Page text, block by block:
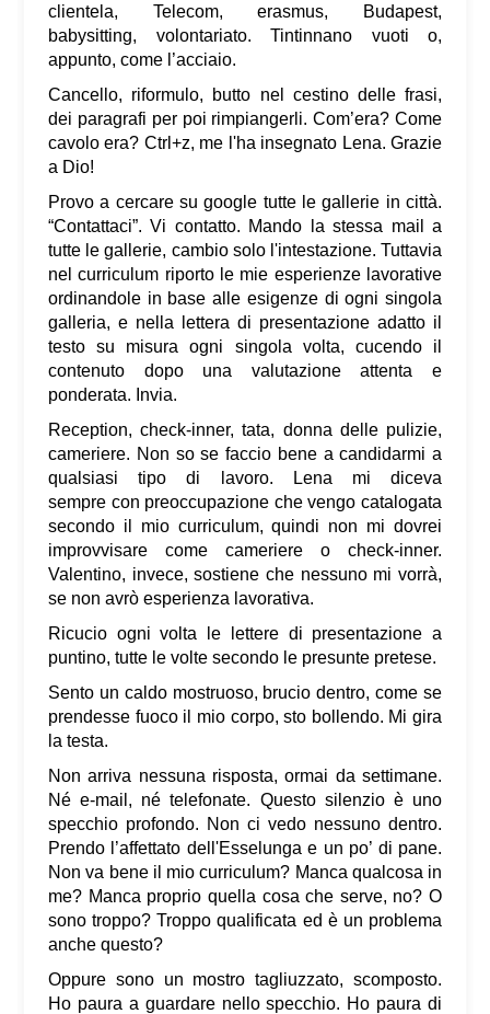
clientela, Telecom, erasmus, Budapest,
babysitting, volontariato. Tintinnano vuoti o,
appunto, come l’acciaio.
Cancello, riformulo, butto nel cestino delle frasi,
dei paragrafi per poi rimpiangerli. Com’era? Come
cavolo era? Ctrl+z, me l'ha insegnato Lena. Grazie
a Dio!
Provo a cercare su google tutte le gallerie in città.
“Contattaci”. Vi contatto. Mando la stessa mail a
tutte le gallerie, cambio solo l'intestazione. Tuttavia
nel curriculum riporto le mie esperienze lavorative
ordinandole in base alle esigenze di ogni singola
galleria, e nella lettera di presentazione adatto il
testo su misura ogni singola volta, cucendo il
contenuto dopo una valutazione attenta e
ponderata. Invia.
Reception, check-inner, tata, donna delle pulizie,
cameriere. Non so se faccio bene a candidarmi a
qualsiasi tipo di lavoro. Lena mi diceva
sempre con preoccupazione che vengo catalogata
secondo il mio curriculum, quindi non mi dovrei
improvvisare come cameriere o check-inner.
Valentino, invece, sostiene che nessuno mi vorrà,
se non avrò esperienza lavorativa.
Ricucio ogni volta le lettere di presentazione a
puntino, tutte le volte secondo le presunte pretese.
Sento un caldo mostruoso, brucio dentro, come se
prendesse fuoco il mio corpo, sto bollendo. Mi gira
la testa.
Non arriva nessuna risposta, ormai da settimane.
Né e-mail, né telefonate. Questo silenzio è uno
specchio profondo. Non ci vedo nessuno dentro.
Prendo l’affettato dell'Esselunga e un po’ di pane.
Non va bene il mio curriculum? Manca qualcosa in
me? Manca proprio quella cosa che serve, no? O
sono troppo? Troppo qualificata ed è un problema
anche questo?
Oppure sono un mostro tagliuzzato, scomposto.
Ho paura a guardare nello specchio. Ho paura di